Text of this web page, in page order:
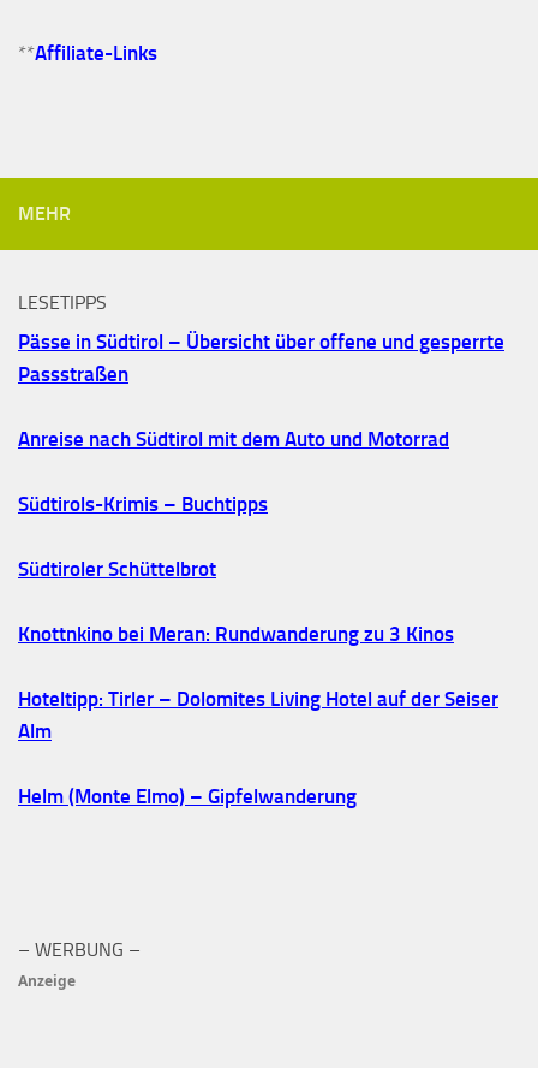
**Affiliate-Links
MEHR
LESETIPPS
Pässe in Südtirol – Übersicht über offene und gesperrte
Passstraßen
Anreise nach Südtirol mit dem Auto und Motorrad
Südtirols-Krimis – Buchtipps
Südtiroler Schüttelbrot
Knottnkino bei Meran: Rundwanderung zu 3 Kinos
Hoteltipp: Tirler – Dolomites Living Hotel auf der Seiser
Alm
Helm (Monte Elmo) – Gipfelwanderung
– WERBUNG –
Anzeige